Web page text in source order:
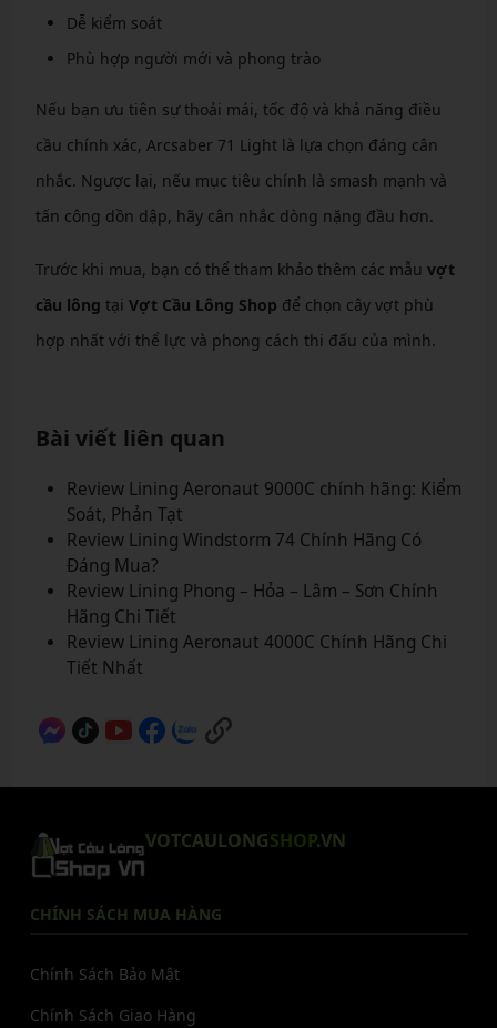
Dễ kiểm soát
Phù hợp người mới và phong trào
Nếu bạn ưu tiên sự thoải mái, tốc độ và khả năng điều
cầu chính xác, Arcsaber 71 Light là lựa chọn đáng cân
nhắc. Ngược lại, nếu mục tiêu chính là smash mạnh và
tấn công dồn dập, hãy cân nhắc dòng nặng đầu hơn.
Trước khi mua, bạn có thể tham khảo thêm các mẫu vợt
cầu lông tại Vợt Cầu Lông Shop để chọn cây vợt phù
hợp nhất với thể lực và phong cách thi đấu của mình.
Bài viết liên quan
Review Lining Aeronaut 9000C chính hãng: Kiểm
Soát, Phản Tạt
Review Lining Windstorm 74 Chính Hãng Có
Đáng Mua?
Review Lining Phong – Hỏa – Lâm – Sơn Chính
Hãng Chi Tiết
Review Lining Aeronaut 4000C Chính Hãng Chi
Tiết Nhất
VOTCAULONGSHOP.VN
CHÍNH SÁCH MUA HÀNG
Chính Sách Bảo Mật
Chính Sách Giao Hàng